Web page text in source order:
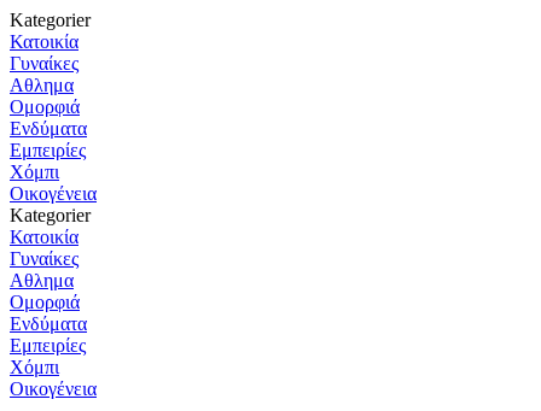
Kategorier
Κατοικία
Γυναίκες
Αθλημα
Ομορφιά
Ενδύματα
Εμπειρίες
Χόμπι
Οικογένεια
Kategorier
Κατοικία
Γυναίκες
Αθλημα
Ομορφιά
Ενδύματα
Εμπειρίες
Χόμπι
Οικογένεια